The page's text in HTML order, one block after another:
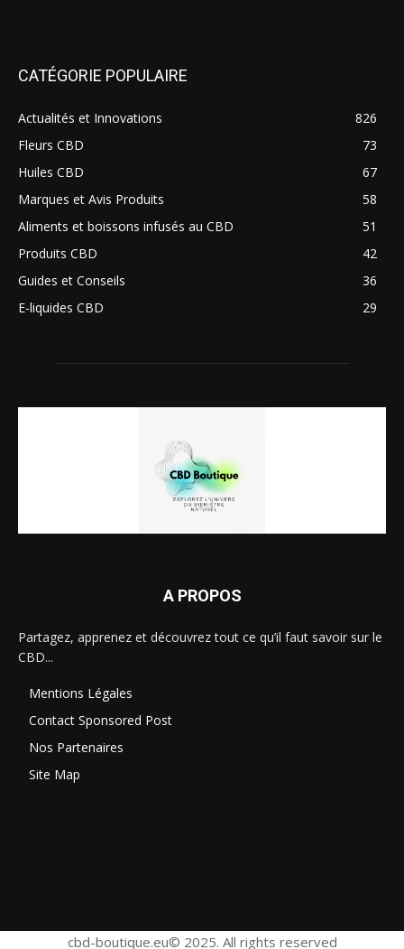
CATÉGORIE POPULAIRE
Actualités et Innovations
826
Fleurs CBD
73
Huiles CBD
67
Marques et Avis Produits
58
Aliments et boissons infusés au CBD
51
Produits CBD
42
Guides et Conseils
36
E-liquides CBD
29
A PROPOS
Partagez, apprenez et découvrez tout ce qu’il faut savoir sur le
CBD...
Mentions Légales
Contact Sponsored Post
Nos Partenaires
Site Map
cbd-boutique.eu© 2025. All rights reserved